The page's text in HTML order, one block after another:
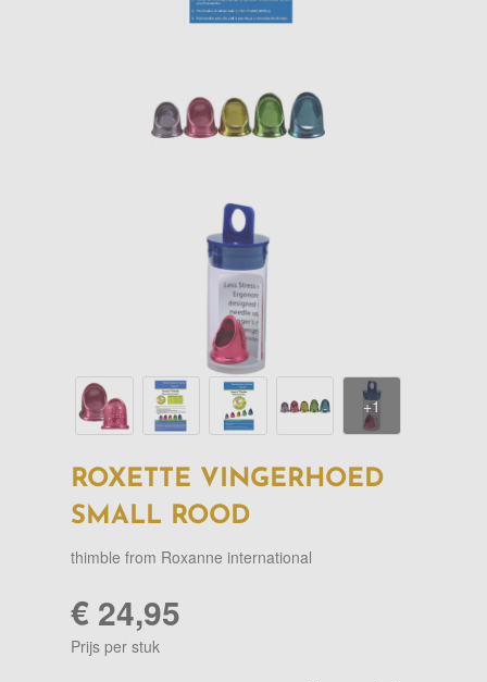
ROXETTE VINGERHOED
SMALL ROOD
thimble from Roxanne international
€ 24,95
Prijs per stuk